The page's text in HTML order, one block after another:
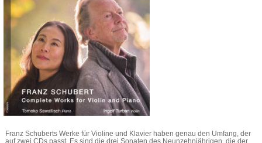
Franz Schuberts Werke für Violine und Klavier haben genau den Umfang, der
auf zwei CDs passt. Es sind die drei Sonaten des Neunzehnjährigen, die der